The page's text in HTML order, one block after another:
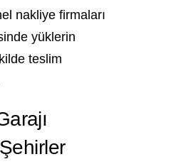
nakliye firmaları
yüklerin
teslim